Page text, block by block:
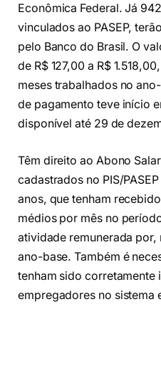
Econômica Federal. Já
vinculados ao PASEP,
pelo Banco do Brasil. O
de R$ 127,00 a R$
meses trabalhados no
de pagamento teve início
disponível até 29 de
Têm direito ao Abono
cadastrados no PIS/
anos, que tenham
médios por mês no
atividade remunerada por,
ano-base. Também é
tenham sido corretamente
empregadores no sistema